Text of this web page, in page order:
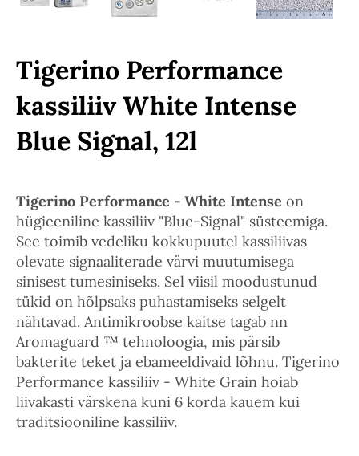
Tigerino Performance
kassiliiv White Intense
Blue Signal, 12l
Tigerino Performance - White Intense on
hügieeniline kassiliiv "Blue-Signal" süsteemiga.
See toimib vedeliku kokkupuutel kassiliivas
olevate signaaliterade värvi muutumisega
sinisest tumesiniseks. Sel viisil moodustunud
tükid on hõlpsaks puhastamiseks selgelt
nähtavad. Antimikroobse kaitse tagab nn
Aromaguard ™ tehnoloogia, mis pärsib
bakterite teket ja ebameeldivaid lõhnu. Tigerino
Performance kassiliiv - White Grain hoiab
liivakasti värskena kuni 6 korda kauem kui
traditsiooniline kassiliiv.